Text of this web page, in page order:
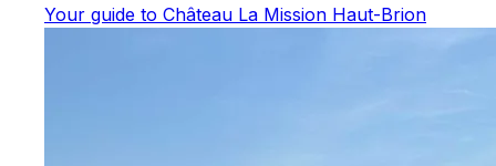
Your guide to Château La Mission Haut-Brion